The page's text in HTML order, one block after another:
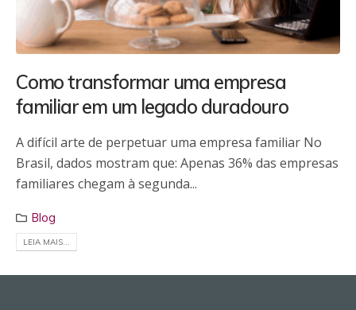
Como transformar uma empresa
familiar em um legado duradouro
A difícil arte de perpetuar uma empresa familiar No
Brasil, dados mostram que: Apenas 36% das empresas
familiares chegam à segunda...
Blog
LEIA MAIS...